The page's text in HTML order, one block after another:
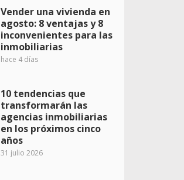
Vender una vivienda en
agosto: 8 ventajas y 8
inconvenientes para las
inmobiliarias
hace 4 días
10 tendencias que
transformarán las
agencias inmobiliarias
en los próximos cinco
años
31 julio 2026